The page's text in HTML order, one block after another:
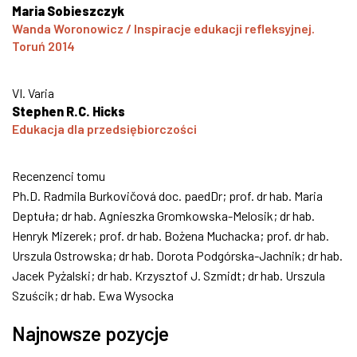
Maria Sobieszczyk
Wanda Woronowicz / Inspiracje edukacji refleksyjnej.
Toruń 2014
VI. Varia
Stephen R.C. Hicks
Edukacja dla przedsiębiorczości
Recenzenci tomu
Ph.D. Radmila Burkovičová doc. paedDr; prof. dr hab. Maria
Deptuła; dr hab. Agnieszka Gromkowska-Melosik; dr hab.
Henryk Mizerek; prof. dr hab. Bożena Muchacka; prof. dr hab.
Urszula Ostrowska; dr hab. Dorota Podgórska-Jachnik; dr hab.
Jacek Pyżalski; dr hab. Krzysztof J. Szmidt; dr hab. Urszula
Szuścik; dr hab. Ewa Wysocka
Najnowsze pozycje